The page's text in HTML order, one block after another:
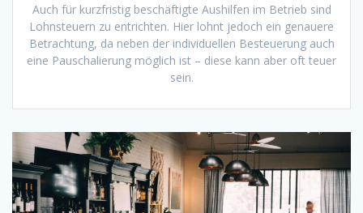
Auch für kurzfristig beschäftigte Aushilfen im Betrieb sind
Lohnsteuern zu entrichten. Hier lohnt jedoch ein genauere
Betrachtung, da neben der individuellen Besteuerung auch
eine Pauschalierung möglich ist – diese kann aber oft teuer
sein.